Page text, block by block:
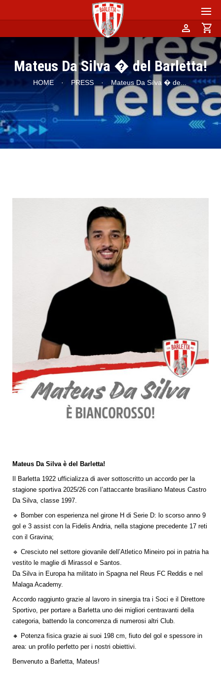
person shopping_cart
Mateus Da Silva � del Barletta!
HOME · PRESS · Mateus Da Silva � de...
Mateus Da Silva è del Barletta!
Il Barletta 1922 ufficializza di aver sottoscritto un accordo per la
stagione sportiva 2025/26 con l’attaccante brasiliano Mateus Castro
Da Silva, classe 1997.
🔹 Bomber con esperienza nel girone H di Serie D: lo scorso anno 9
gol e 3 assist con la Fidelis Andria, nella stagione precedente 17 reti
con il Gravina;
🔹 Cresciuto nel settore giovanile dell’Atletico Mineiro poi in patria ha
vestito le maglie di Mirassol e Santos.
Da Silva in Europa ha militato in Spagna nel Reus FC Reddis e nel
Malaga Academy.
Accordo raggiunto grazie al lavoro in sinergia tra i Soci e il Direttore
Sportivo, per portare a Barletta uno dei migliori centravanti della
categoria, battendo la concorrenza di numerosi altri Club.
🔸 Potenza fisica grazie ai suoi 198 cm, fiuto del gol e spessore in
area: un profilo perfetto per i nostri obiettivi.
Benvenuto a Barletta, Mateus!